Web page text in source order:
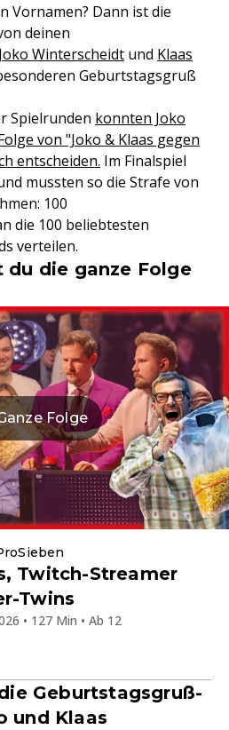
Vornamen? Dann ist die
deinen
Joko Winterscheidt und Klaas
Geburtstagsgruß
Spielrunden konnten Joko
von "Joko & Klaas gegen
entscheiden. Im Finalspiel
mussten so die Strafe von
100
die 100 beliebtesten
verteilen.
du die ganze Folge
Folge
Twitch-Streamer
Twins
• 127 Min • Ab 12
Geburtstagsgruß-
und Klaas